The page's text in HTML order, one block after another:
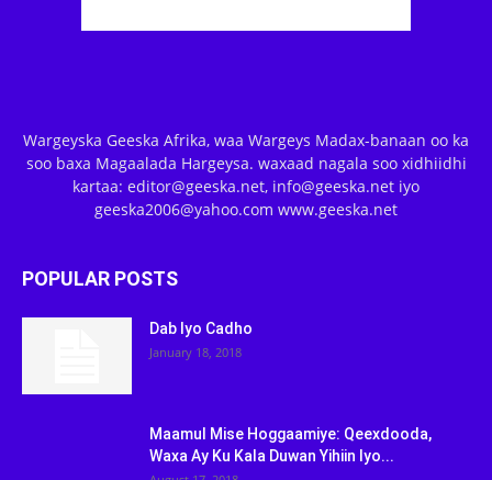
Wargeyska Geeska Afrika, waa Wargeys Madax-banaan oo ka
soo baxa Magaalada Hargeysa. waxaad nagala soo xidhiidhi
kartaa: editor@geeska.net, info@geeska.net iyo
geeska2006@yahoo.com www.geeska.net
POPULAR POSTS
Dab Iyo Cadho
January 18, 2018
Maamul Mise Hoggaamiye: Qeexdooda,
Waxa Ay Ku Kala Duwan Yihiin Iyo...